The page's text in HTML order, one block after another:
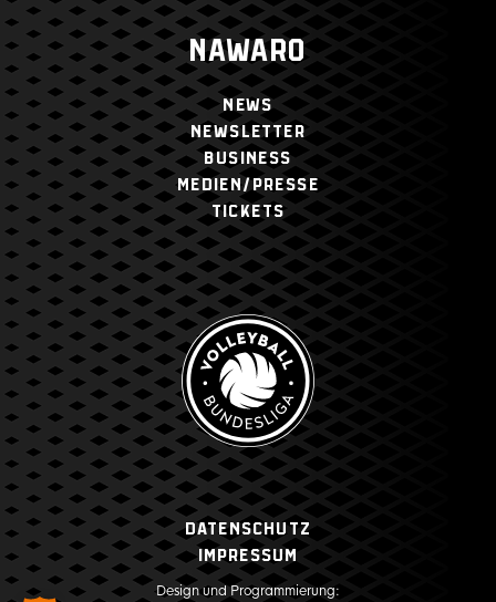
NAWARO
NEWS
NEWSLETTER
BUSINESS
MEDIEN/PRESSE
TICKETS
Datenschutz
Impressum
Design und Programmierung: